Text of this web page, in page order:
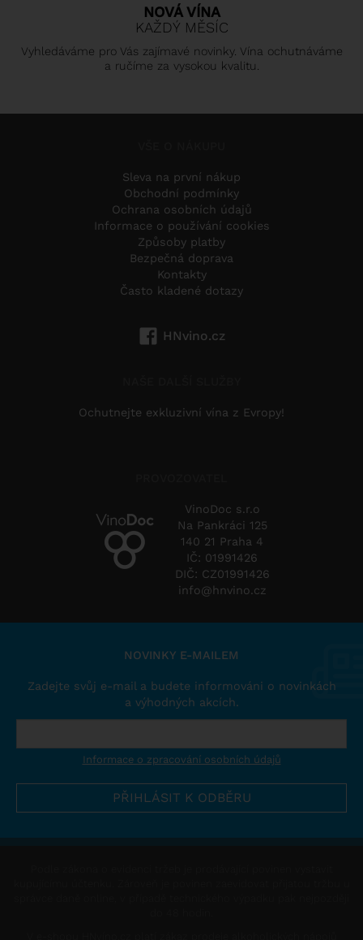
NOVÁ VÍNA
KAŽDÝ MĚSÍC
Vyhledáváme pro Vás zajímavé novinky. Vína ochutnáváme
a ručíme za vysokou kvalitu.
Sleva na první nákup
Obchodní podmínky
Ochrana osobních údajů
Informace o používání cookies
Způsoby platby
Bezpečná doprava
Kontakty
Často kladené dotazy
HNvino.cz
Ochutnejte exkluzivní vína z Evropy!
VinoDoc s.r.o
Na Pankráci 125
140 21 Praha 4
IČ: 01991426
DIČ: CZ01991426
info@hnvino.cz
NOVINKY E-MAILEM
Zadejte svůj e-mail a budete informováni o novinkách
a výhodných akcích.
Informace o zpracování osobních údajů